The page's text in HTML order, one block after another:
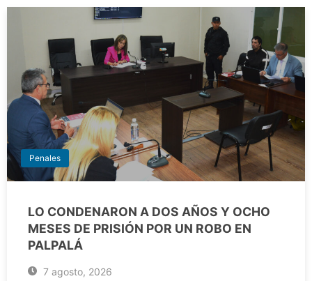
Penales
LO CONDENARON A DOS AÑOS Y OCHO
MESES DE PRISIÓN POR UN ROBO EN
PALPALÁ
7 agosto, 2026